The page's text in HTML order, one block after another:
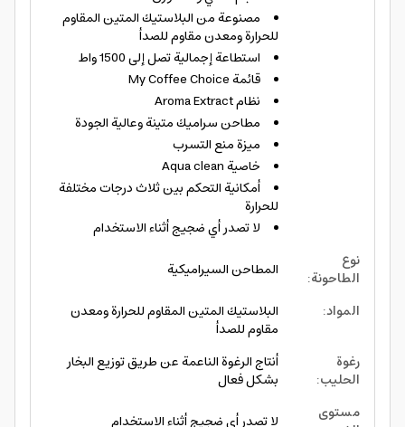
مصنوعة من البلاستيك المتين المقاوم
للحرارة ومعدن مقاوم للصدأ
استطاعة إجمالية تصل إلى 1500 واط
قائمة My Coffee Choice
نظام Aroma Extract
مطاحن سراميك متينة وعالية الجودة
ميزة منع التسرب
خاصية Aqua clean
أمكانية التحكم بين ثلاث درجات مختلفة
للحرارة
لا تصدر أي ضجيج أثناء الاستخدام
نوع
الطاحونة:
المطاحن السيراميكية
المواد:
البلاستيك المتين المقاوم للحرارة ومعدن
مقاوم للصدأ
رغوة
الحليب:
أنتاج الرغوة الناعمة عن طريق توزيع البخار
بشكل فعال
مستوى
لا تصدر أي ضجيج أثناء الاستخدام